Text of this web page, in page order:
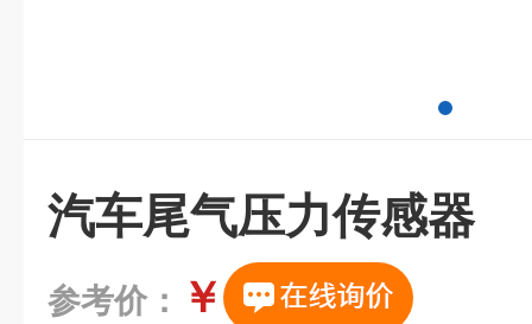
汽车尾气压力传感器
参考价： ￥